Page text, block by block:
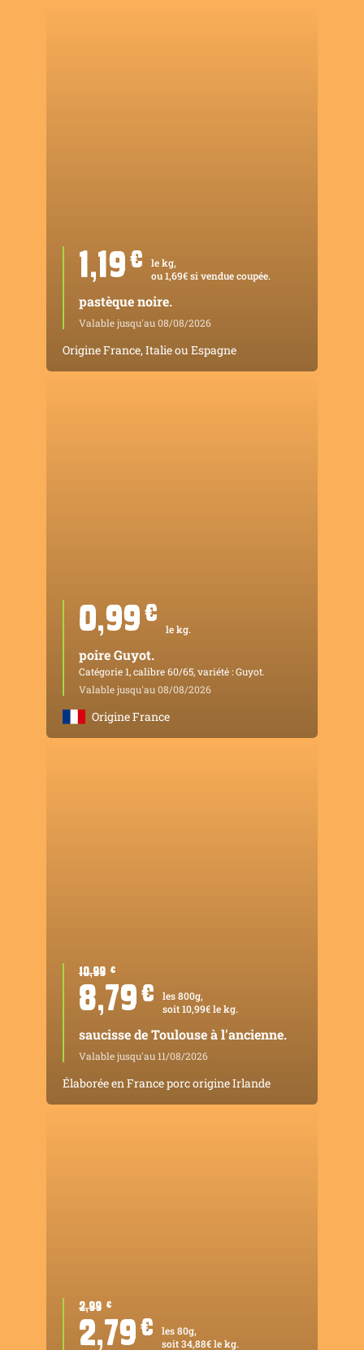
1,19 ¤
le kg,
ou 1,69€ si vendue coupée.
pastèque noire.
Valable jusqu'au 08/08/2026
Origine France, Italie ou Espagne
0,99 ¤
le kg.
poire Guyot.
Catégorie 1, calibre 60/65, variété : Guyot.
Valable jusqu'au 08/08/2026
Origine France
10,99 ¤
8,79 ¤
les 800g,
soit 10,99€ le kg.
saucisse de Toulouse à l'ancienne.
Valable jusqu'au 11/08/2026
Élaborée en France porc origine Irlande
2,99 ¤
2,79 ¤
les 80g,
soit 34,88€ le kg.